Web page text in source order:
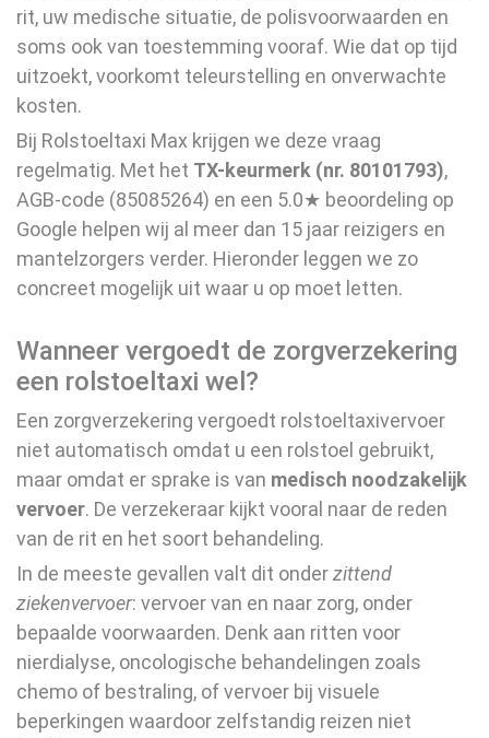
rit, uw medische situatie, de polisvoorwaarden en
soms ook van toestemming vooraf. Wie dat op tijd
uitzoekt, voorkomt teleurstelling en onverwachte
kosten.
Bij Rolstoeltaxi Max krijgen we deze vraag
regelmatig. Met het TX-keurmerk (nr. 80101793),
AGB-code (85085264) en een 5.0★ beoordeling op
Google helpen wij al meer dan 15 jaar reizigers en
mantelzorgers verder. Hieronder leggen we zo
concreet mogelijk uit waar u op moet letten.
Wanneer vergoedt de zorgverzekering
een rolstoeltaxi wel?
Een zorgverzekering vergoedt rolstoeltaxivervoer
niet automatisch omdat u een rolstoel gebruikt,
maar omdat er sprake is van medisch noodzakelijk
vervoer. De verzekeraar kijkt vooral naar de reden
van de rit en het soort behandeling.
In de meeste gevallen valt dit onderzittend
ziekenvervoer: vervoer van en naar zorg, onder
bepaalde voorwaarden. Denk aan ritten voor
nierdialyse, oncologische behandelingen zoals
chemo of bestraling, of vervoer bij visuele
beperkingen waardoor zelfstandig reizen niet